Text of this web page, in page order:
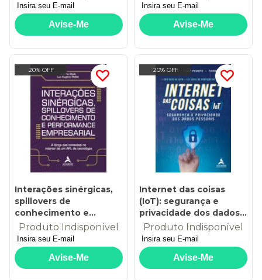
20% OFF
Interações sinérgicas,
spillovers de
conhecimento e
performance
empresarial: a força das
conexões no interior de
um APL de tecnologia
Produto Indisponível
20% OFF
Internet das coisas
(IoT): segurança e
privacidade dos dados
pessoais
Produto Indisponível